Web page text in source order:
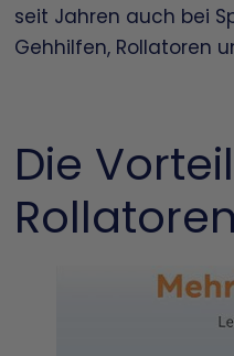
seit Jahren auch bei
Gehhilfen, Rollatoren
Die
Rollatoren